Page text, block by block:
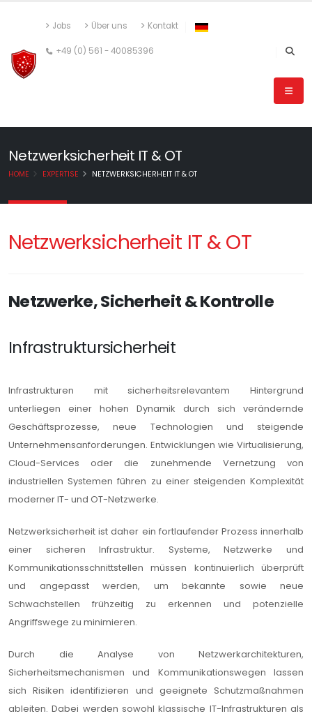
Jobs Über uns Kontakt
+49 (0) 561 - 40085396
Netzwerksicherheit IT & OT
HOME EXPERTISE NETZWERKSICHERHEIT IT & OT
Netzwerksicherheit IT & OT
Netzwerke, Sicherheit & Kontrolle
Infrastruktursicherheit
Infrastrukturen mit sicherheitsrelevantem Hintergrund
unterliegen einer hohen Dynamik durch sich verändernde
Geschäftsprozesse, neue Technologien und steigende
Unternehmensanforderungen. Entwicklungen wie Virtualisierung,
Cloud-Services oder die zunehmende Vernetzung von
industriellen Systemen führen zu einer steigenden Komplexität
moderner IT- und OT-Netzwerke.
Netzwerksicherheit ist daher ein fortlaufender Prozess innerhalb
einer sicheren Infrastruktur. Systeme, Netzwerke und
Kommunikationsschnittstellen müssen kontinuierlich überprüft
und angepasst werden, um bekannte sowie neue
Schwachstellen frühzeitig zu erkennen und potenzielle
Angriffswege zu minimieren.
Durch die Analyse von Netzwerkarchitekturen,
Sicherheitsmechanismen und Kommunikationswegen lassen
sich Risiken identifizieren und geeignete Schutzmaßnahmen
ableiten. Dabei werden sowohl klassische IT-Infrastrukturen als